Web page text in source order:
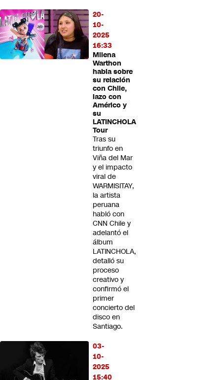
20-
10-
2025
16:33
Milena
Warthon
habla sobre
su relación
con Chile,
lazo con
Américo y
su
LATINCHOLA
Tour
Tras su
triunfo en
Viña del Mar
y el impacto
viral de
WARMISITAY,
la artista
peruana
habló con
CNN Chile y
adelantó el
álbum
LATINCHOLA,
detalló su
proceso
creativo y
confirmó el
primer
concierto del
disco en
Santiago.
03-
10-
2025
15:40